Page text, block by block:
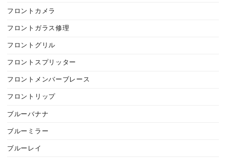
フロントカメラ
フロントガラス修理
フロントグリル
フロントスプリッター
フロントメンバーブレース
フロントリップ
ブルーバナナ
ブルーミラー
ブルーレイ